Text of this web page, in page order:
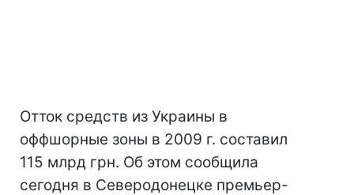
Отток средств из Украины в
оффшорные зоны в 2009 г. составил
115 млрд грн. Об этом сообщила
сегодня в Северодонецке премьер-